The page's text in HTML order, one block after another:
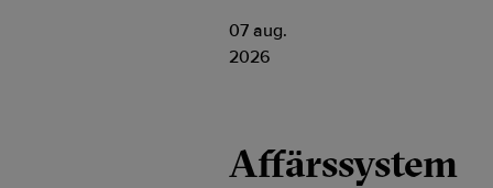
07 aug.
2026
Affärssystem